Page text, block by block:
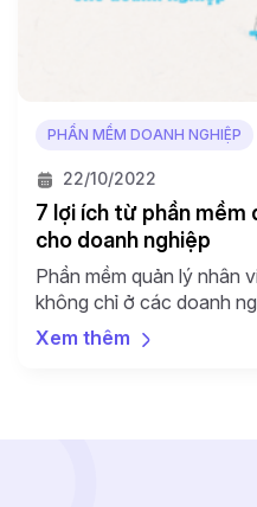
PHẦN MỀM DOANH NGHIỆP
22/10/2022
7 lợi ích từ phần mềm
cho doanh nghiệp
Phần mềm quản lý nhân
không chỉ ở các doanh
lớn. Vậy thực tế, lợi ích
viên là gì ngoài những
Xem thêm